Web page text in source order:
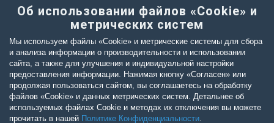
Об использовании файлов «Cookie» и
метрических систем
Мы используем файлы «Cookie» и метрические системы для сбора
и анализа информации о производительности и использовании
сайта, а также для улучшения и индивидуальной настройки
предоставления информации. Нажимая кнопку «Согласен» или
продолжая пользоваться сайтом, вы соглашаетесь на обработку
файлов «Cookie» и данных метрических систем. Детальнее об
используемых файлах Cookie и методах их отключения вы можете
прочитать в нашей Политике Конфиденциальности.